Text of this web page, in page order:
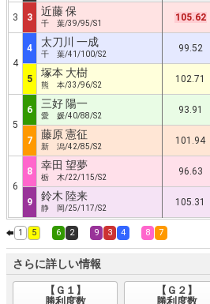
3 3 近藤 保
千 葉/39/95/S1
105.62
4
4 太刀川 一成
千 葉/41/100/S2
99.52
5 塚本 大樹
熊 本/33/96/S2
102.71
5
6 三好 陽一
愛 媛/40/88/S2
93.91
7 藤原 憲征
新 潟/42/85/S2
101.94
6
8 幸田 望夢
栃 木/22/115/S2
96.63
9 鈴木 陸来
静 岡/25/117/S2
105.31
1 5 6 2 9 3 4 8 7
さらに詳しい情報
【Ｇ１】
勝利度数
【Ｇ２】
勝利度数